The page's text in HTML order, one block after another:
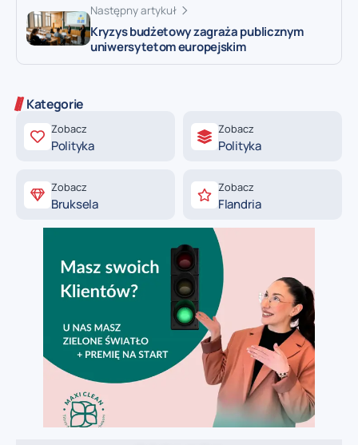
Następny artykuł
Kryzys budżetowy zagraża publicznym
uniwersytetom europejskim
Kategorie
Zobacz
Polityka
Zobacz
Polityka
Zobacz
Bruksela
Zobacz
Flandria